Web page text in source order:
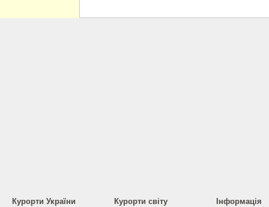
Курорти України Курорти світу Інформація